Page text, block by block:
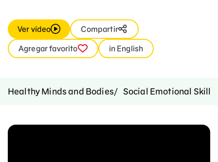
Ver vídeo
Compartir
Agregar favorito
in English
Healthy Minds and Bodies Social Emotional Skills